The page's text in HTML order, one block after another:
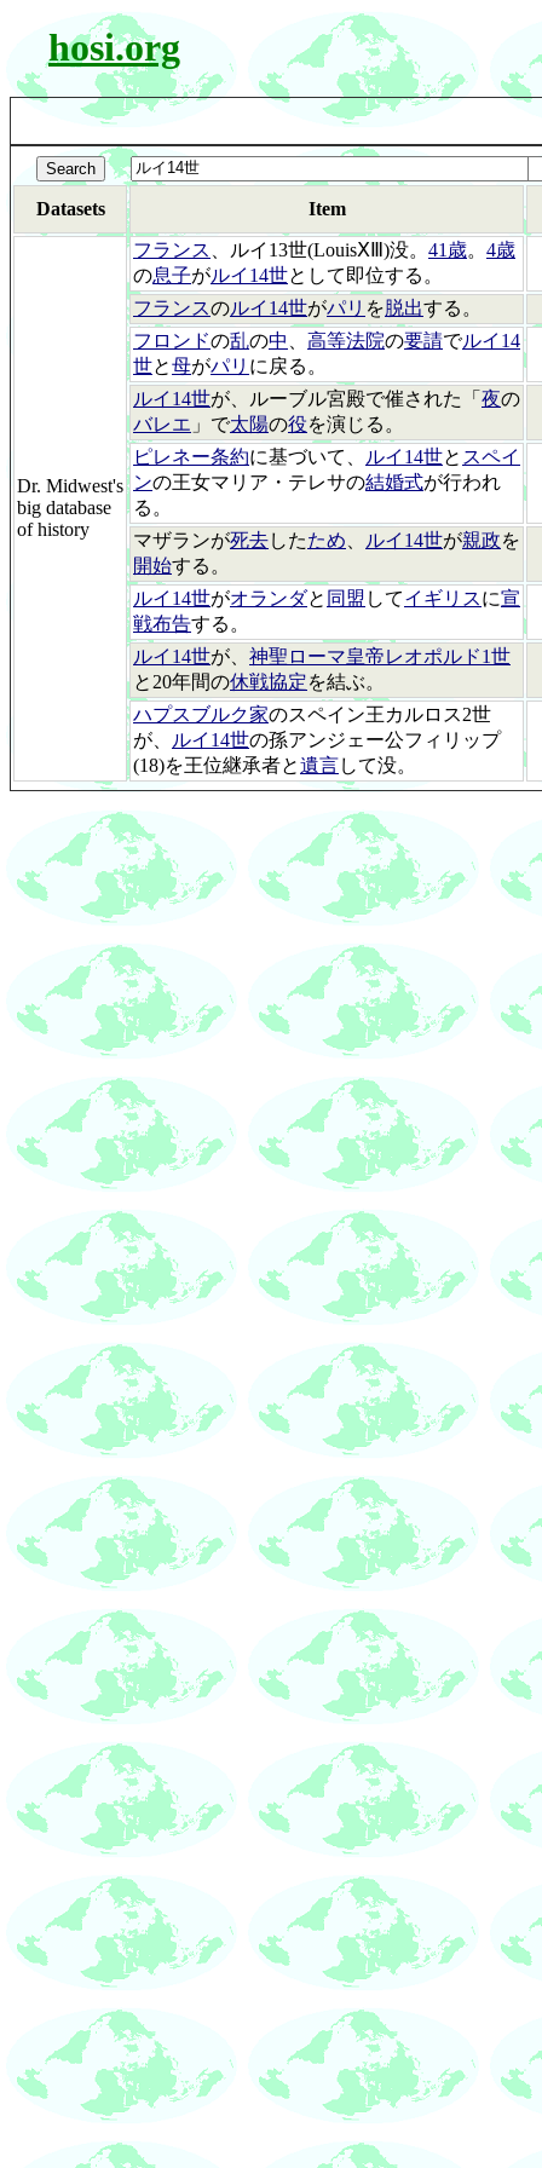
hosi.org
Datasets Item
Dr. Midwest's
big database
of history
フランス 、ルイ13世(LouisⅩⅢ)没。 41歳。 4歳
の息子がルイ14世として即位する。
フランスのルイ14世がパリ を脱出する。
フロンドの乱の中 高等法院の要請でルイ14
世と母がパリ に戻る。
ルイ14世が、ルーブル宮殿で催された「 夜の
バレエ 」で太陽の役を演じる。
ピレネー条約に基づいて、 ルイ14世と スペイ
ンの王女マリア・テレサの結婚式が行われ
る。
マザランが死去したため ルイ14世が親政を
開始する。
ルイ14世がオランダと 同盟 してイギリスに宣
戦布告する。
ルイ14世が、 神聖ローマ皇帝レオポルド1世
と20年間の休戦協定を結ぶ。
ハプスブルク家のスペイン王カルロス2世
が、
ルイ14世の孫アンジェー公フィリップ
(18)を王位継承者と遺言して没。